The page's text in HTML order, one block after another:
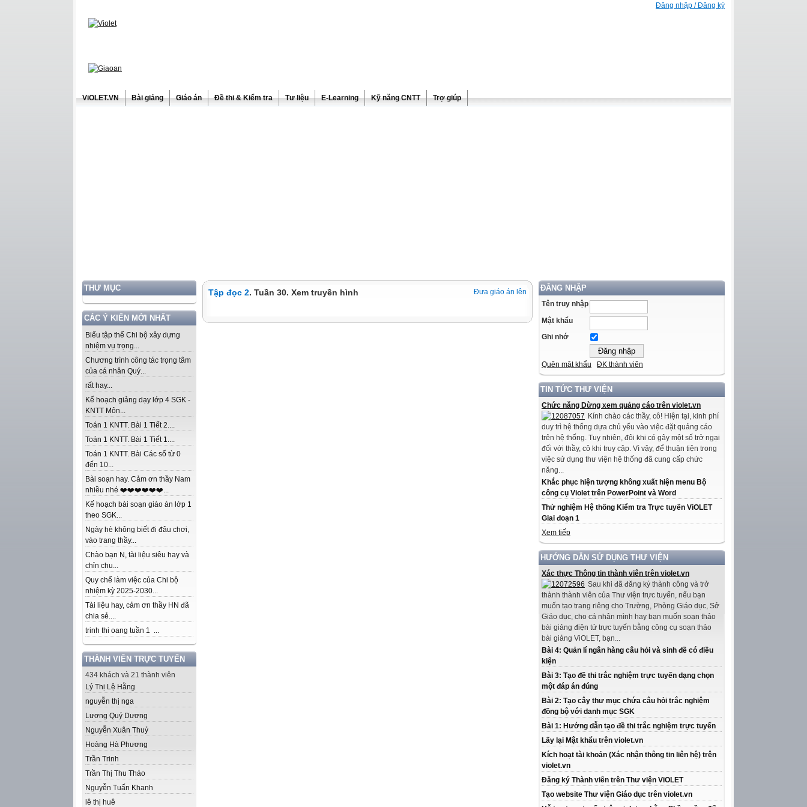
Đăng nhập / Đăng ký
ViOLET.VN Bài giảng Giáo án Đề thi & Kiểm tra Tư liệu E-Learning Kỹ năng CNTT Trợ giúp
THƯ MỤC
CÁC Ý KIẾN MỚI NHẤT
Biểu tập thể Chi bộ xây dựng
nhiệm vụ trọng...
Chương trình công tác trọng tâm
của cá nhân Quý...
rất hay...
Kế hoạch giảng dạy lớp 4 SGK -
KNTT Môn...
Toán 1 KNTT. Bài 1 Tiết 2....
Toán 1 KNTT. Bài 1 Tiết 1....
Toán 1 KNTT. Bài Các số từ 0
đến 10...
Bài soạn hay. Cảm ơn thầy Nam
nhiều nhé ❤️❤️❤️❤️❤️❤️...
Kế hoạch bài soạn giáo án lớp 1
theo SGK...
Ngày hè không biết đi đâu chơi,
vào trang thầy...
Chào bạn N, tài liệu siêu hay và
chỉn chu...
Quy chế làm việc của Chi bộ
nhiệm kỳ 2025-2030...
Tài liệu hay, cảm ơn thầy HN đã
chia sẻ....
trinh thi oang tuần 1 ...
THÀNH VIÊN TRỰC TUYẾN
434 khách và 21 thành viên
Lý Thị Lệ Hằng
nguyễn thị nga
Lương Quý Dương
Nguyễn Xuân Thuỷ
Hoàng Hà Phương
Trần Trinh
Trần Thị Thu Thảo
Nguyễn Tuấn Khanh
lê thị huê
ĐĂNG NHẬP
Tên truy nhập
Mật khẩu
Ghi nhớ
Quên mật khẩu ĐK thành viên
TIN TỨC THƯ VIỆN
Chức năng Dừng xem quảng cáo trên violet.vn
Kính chào các thầy, cô! Hiện tại, kinh phí
duy trì hệ thống dựa chủ yếu vào việc đặt quảng cáo
trên hệ thống. Tuy nhiên, đôi khi có gây một số trở ngại
đối với thầy, cô khi truy cập. Vì vậy, để thuận tiện trong
việc sử dụng thư viện hệ thống đã cung cấp chức
năng...
Khắc phục hiện tượng không xuất hiện menu Bộ
công cụ Violet trên PowerPoint và Word
Thử nghiệm Hệ thống Kiểm tra Trực tuyến ViOLET
Giai đoạn 1
Xem tiếp
HƯỚNG DẪN SỬ DỤNG THƯ VIỆN
Xác thực Thông tin thành viên trên violet.vn
Sau khi đã đăng ký thành công và trở
thành thành viên của Thư viện trực tuyến, nếu bạn
muốn tạo trang riêng cho Trường, Phòng Giáo dục, Sở
Giáo dục, cho cá nhân mình hay bạn muốn soạn thảo
bài giảng điện tử trực tuyến bằng công cụ soạn thảo
bài giảng ViOLET, bạn...
Bài 4: Quản lí ngân hàng câu hỏi và sinh đề có điều
kiện
Bài 3: Tạo đề thi trắc nghiệm trực tuyến dạng chọn
một đáp án đúng
Bài 2: Tạo cây thư mục chứa câu hỏi trắc nghiệm
đồng bộ với danh mục SGK
Bài 1: Hướng dẫn tạo đề thi trắc nghiệm trực tuyến
Lấy lại Mật khẩu trên violet.vn
Kích hoạt tài khoản (Xác nhận thông tin liên hệ) trên
violet.vn
Đăng ký Thành viên trên Thư viện ViOLET
Tạo website Thư viện Giáo dục trên violet.vn
Đưa giáo án lên
Tập đọc 2. Tuần 30. Xem truyền hình